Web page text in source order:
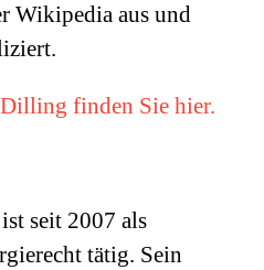
Wikipedia aus und
finden Sie hier.
seit 2007 als
tätig. Sein